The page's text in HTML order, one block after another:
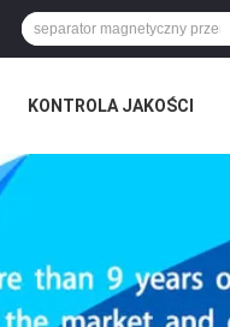
KONTROLA JAKOŚCI